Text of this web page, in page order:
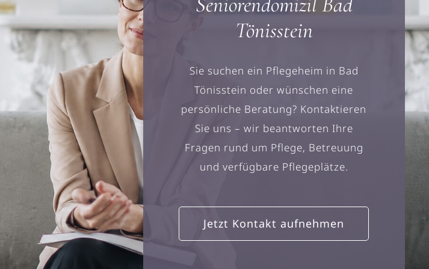
Tönisstein
Sie suchen ein Pflegeheim in Bad
Tönisstein oder wünschen eine
persönliche Beratung? Kontaktieren
Sie uns – wir beantworten Ihre
Fragen rund um Pflege, Betreuung
und verfügbare Pflegeplätze.
Jetzt Kontakt aufnehmen